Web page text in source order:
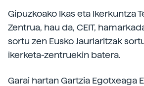
Gipuzkoako Ikas eta Ikerkuntza
Zentrua, hau da, CEIT,
sortu zen Eusko Jaurlaritzak
ikerketa-zentruekin batera.
Garai hartan Gartzia Egotxeaga